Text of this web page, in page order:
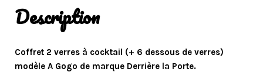
Description
Coffret 2 verres à cocktail (+ 6 dessous de verres)
modèle A Gogo de marque Derrière la Porte.